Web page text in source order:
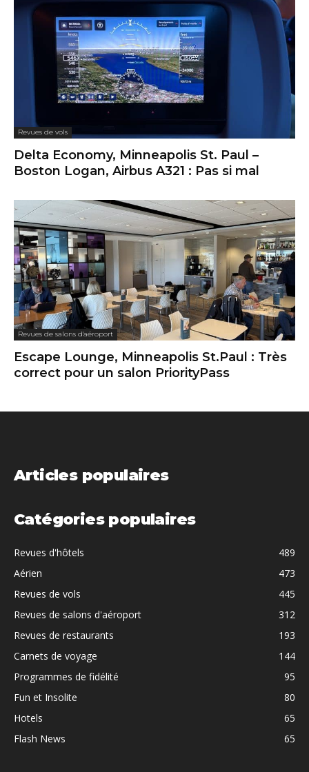
Revues de vols
Delta Economy, Minneapolis St. Paul –
Boston Logan, Airbus A321 : Pas si mal
Revues de salons d'aéroport
Escape Lounge, Minneapolis St.Paul : Très
correct pour un salon PriorityPass
Articles populaires
Catégories populaires
Revues d'hôtels
489
Aérien
473
Revues de vols
445
Revues de salons d'aéroport
312
Revues de restaurants
193
Carnets de voyage
144
Programmes de fidélité
95
Fun et Insolite
80
Hotels
65
Flash News
65